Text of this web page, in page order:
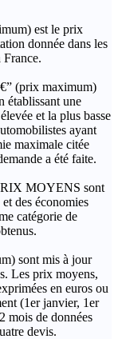
est le prix
donnée dans les
France.
(prix maximum)
établissant une
et la plus basse
ayant
maximale citée
a été faite.
MOYENS sont
des économies
catégorie de
sont mis à jour
Les prix moyens,
en euros ou
(1er janvier, 1er
mois de données
devis.